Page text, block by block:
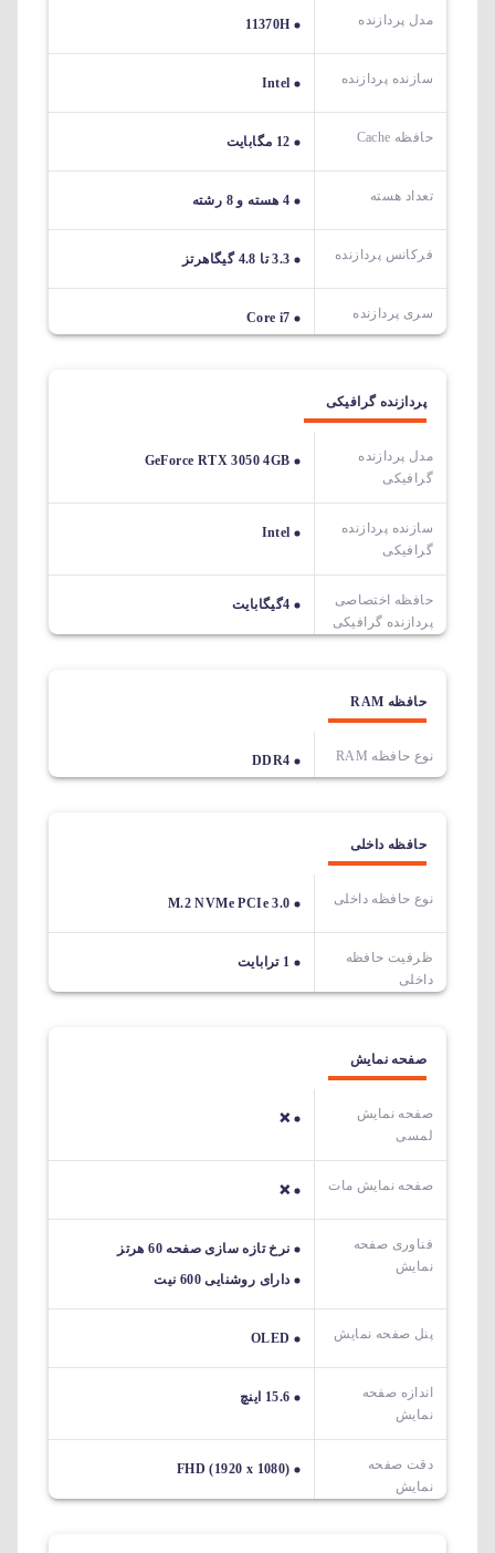
مدل پردازنده 11370H
سازنده پردازنده Intel
حافظه Cache 12 مگابایت
تعداد هسته 4 هسته و 8 رشته
فرکانس پردازنده 3.3 تا 4.8 گیگاهرتز
سری پردازنده Core i7
پردازنده گرافیکی
مدل پردازنده
گرافیکی
GeForce RTX 3050 4GB
سازنده پردازنده
گرافیکی
Intel
حافظه اختصاصی
پردازنده گرافیکی
4گیگابایت
حافظه RAM
نوع حافظه RAM DDR4
حافظه داخلی
نوع حافظه داخلی M.2 NVMe PCIe 3.0
ظرفیت حافظه
داخلی
1 ترابایت
صفحه نمایش
صفحه نمایش
لمسی
❌
صفحه نمایش مات ❌
فناوری صفحه
نمایش
نرخ تازه سازی صفحه 60 هرتز
دارای روشنایی 600 نیت
پنل صفحه نمایش OLED
اندازه صفحه
نمایش
15.6 اینچ
دقت صفحه
نمایش
FHD (1920 x 1080)